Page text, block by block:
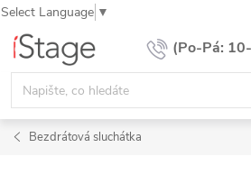
Select Language ▼
Přejít
obsah
Bezdrátová sluchátka